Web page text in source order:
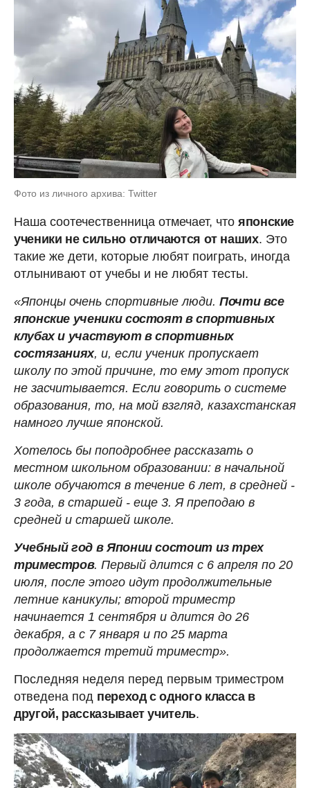
Фото из личного архива: Twitter
Наша соотечественница отмечает, что японские
ученики не сильно отличаются от наших. Это
такие же дети, которые любят поиграть, иногда
отлынивают от учебы и не любят тесты.
«Японцы очень спортивные люди. Почти все
японские ученики состоят в спортивных
клубах и участвуют в спортивных
состязаниях, и, если ученик пропускает
школу по этой причине, то ему этот пропуск
не засчитывается. Если говорить о системе
образования, то, на мой взгляд, казахстанская
намного лучше японской.
Хотелось бы поподробнее рассказать о
местном школьном образовании: в начальной
школе обучаются в течение 6 лет, в средней -
3 года, в старшей - еще 3. Я преподаю в
средней и старшей школе.
Учебный год в Японии состоит из трех
триместров. Первый длится с 6 апреля по 20
июля, после этого идут продолжительные
летние каникулы; второй триместр
начинается 1 сентября и длится до 26
декабря, а с 7 января и по 25 марта
продолжается третий триместр».
Последняя неделя перед первым триместром
отведена под переход с одного класса в
другой, рассказывает учитель.